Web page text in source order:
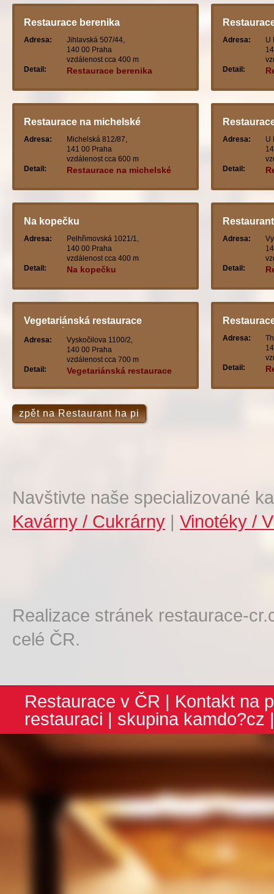
Restaurace berenika
Adresa:
Jihlavská 507/44,
140 00 Praha
vzdálenost cca 400 m
Detail:
Restaurace berenika
Adresa:
U
Detail:
Restaurace na michelské
Adresa:
Michelská 812/87,
141 00 Praha
vzdálenost cca 600 m
Detail:
Restaurace na michelské
Adresa:
U
Detail:
Na kopečku
Adresa:
Pelhřimovská 1021/1,
140 00 Praha
vzdálenost cca 400 m
Detail:
Na kopečku
Adresa:
Detail:
Vegetariánská restaurace
maranatha
Adresa:
Vyskočilova 1100/2,
140 00 Praha
vzdálenost cca 700 m
Detail:
Vegetariánská restaurace
Adresa:
Detail:
zpět na Restaurant ha pi
Navštivte naše specializované
Kavárny / Cukrárny | Vinotéky /
Realizace stránek restaurace-
celé ČR.
Restaurace v ČR | Kontakt na
restauraci | skupina kamdo?cz |